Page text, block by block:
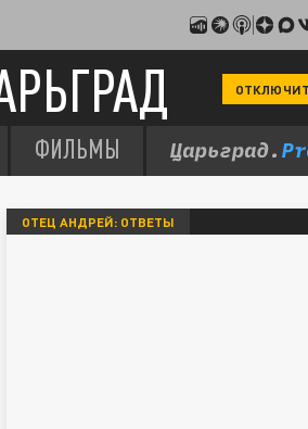
ФИЛЬМЫ
ОТЕЦ АНДРЕЙ: ОТВЕТЫ